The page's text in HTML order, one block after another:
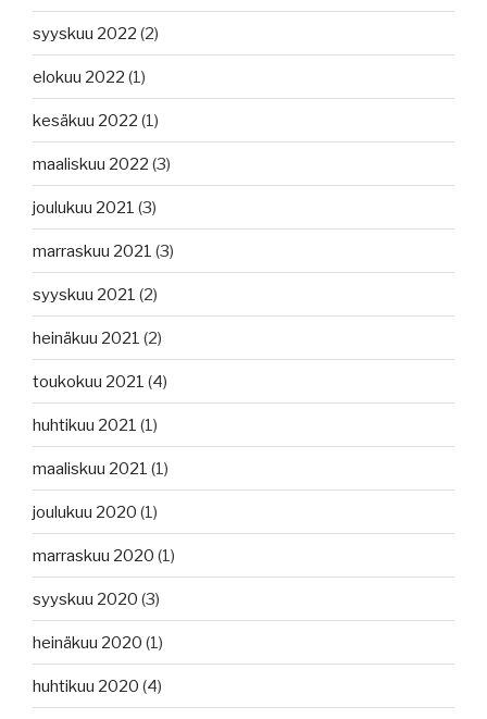
syyskuu 2022 (2)
elokuu 2022 (1)
kesäkuu 2022 (1)
maaliskuu 2022 (3)
joulukuu 2021 (3)
marraskuu 2021 (3)
syyskuu 2021 (2)
heinäkuu 2021 (2)
toukokuu 2021 (4)
huhtikuu 2021 (1)
maaliskuu 2021 (1)
joulukuu 2020 (1)
marraskuu 2020 (1)
syyskuu 2020 (3)
heinäkuu 2020 (1)
huhtikuu 2020 (4)